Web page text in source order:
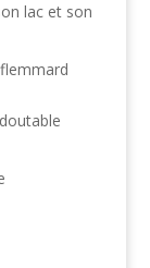
lac et son